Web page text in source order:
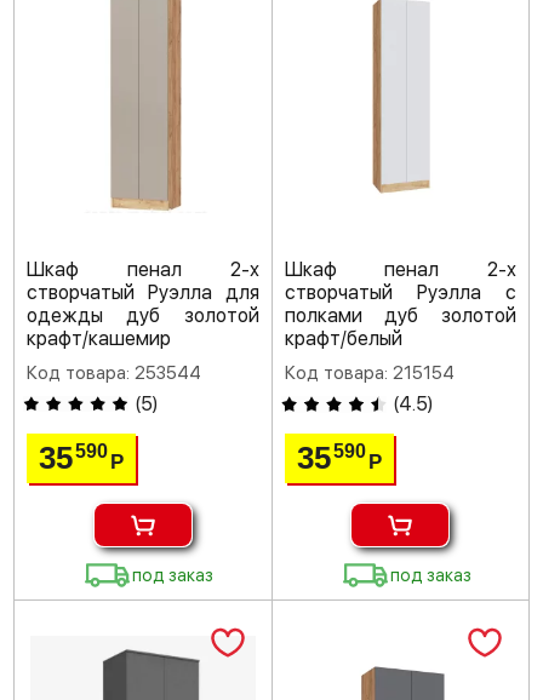
Шкаф пенал 2-х
створчатый Руэлла для
одежды дуб золотой
крафт/кашемир
Код товара: 253544
(5)
35590Р
под заказ
Шкаф пенал 2-х
створчатый Руэлла с
полками дуб золотой
крафт/белый
Код товара: 215154
(4.5)
35590 Р
под заказ